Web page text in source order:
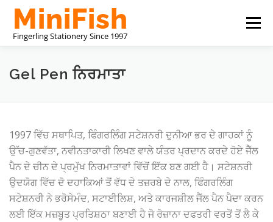
Skip
content
Menu
ਚੀਨ ਸਟੇਸ਼ਨਰੀ ਨਿਰਮਾਤਾ ਸਾਡੇ ਬਾਰੇ
Gel Pen ਨਿਰਮਾਤਾ
1997 ਵਿੱਚ ਸਥਾਪਿਤ, ਫਿੰਗਰਲਿੰਗ ਸਟੇਸ਼ਨਰੀ ਦੁਨੀਆ ਭਰ ਦੇ ਗਾਹਕਾਂ ਨੂੰ
ਉੱਚ-ਗੁਣਵੱਤਾ, ਨਵੀਨਤਾਕਾਰੀ ਲਿਖਣ ਵਾਲੇ ਯੰਤਰ ਪ੍ਰਦਾਨ ਕਰਦੇ ਹੋਏ ਜੈੱਲ
ਪੈਨ ਦੇ ਚੀਨ ਦੇ ਪ੍ਰਮੁੱਖ ਨਿਰਮਾਤਾਵਾਂ ਵਿੱਚੋਂ ਇੱਕ ਬਣ ਗਈ ਹੈ। ਸਟੇਸ਼ਨਰੀ
ਉਦਯੋਗ ਵਿੱਚ ਦੋ ਦਹਾਕਿਆਂ ਤੋਂ ਵੱਧ ਦੇ ਤਜ਼ਰਬੇ ਦੇ ਨਾਲ, ਫਿੰਗਰਲਿੰਗ
ਸਟੇਸ਼ਨਰੀ ਨੇ ਭਰੋਸੇਮੰਦ, ਸਟਾਈਲਿਸ਼, ਅਤੇ ਕਾਰਜਸ਼ੀਲ ਜੈੱਲ ਪੈਨ ਪੈਦਾ ਕਰਨ
ਲਈ ਇੱਕ ਮਜ਼ਬੂਤ ​​ਪ੍ਰਤਿਸ਼ਠਾ ਬਣਾਈ ਹੈ ਜੋ ਰੋਜ਼ਾਨਾ ਦਫਤਰੀ ਵਰਤੋਂ ਤੋਂ ਲੈ ਕੇ